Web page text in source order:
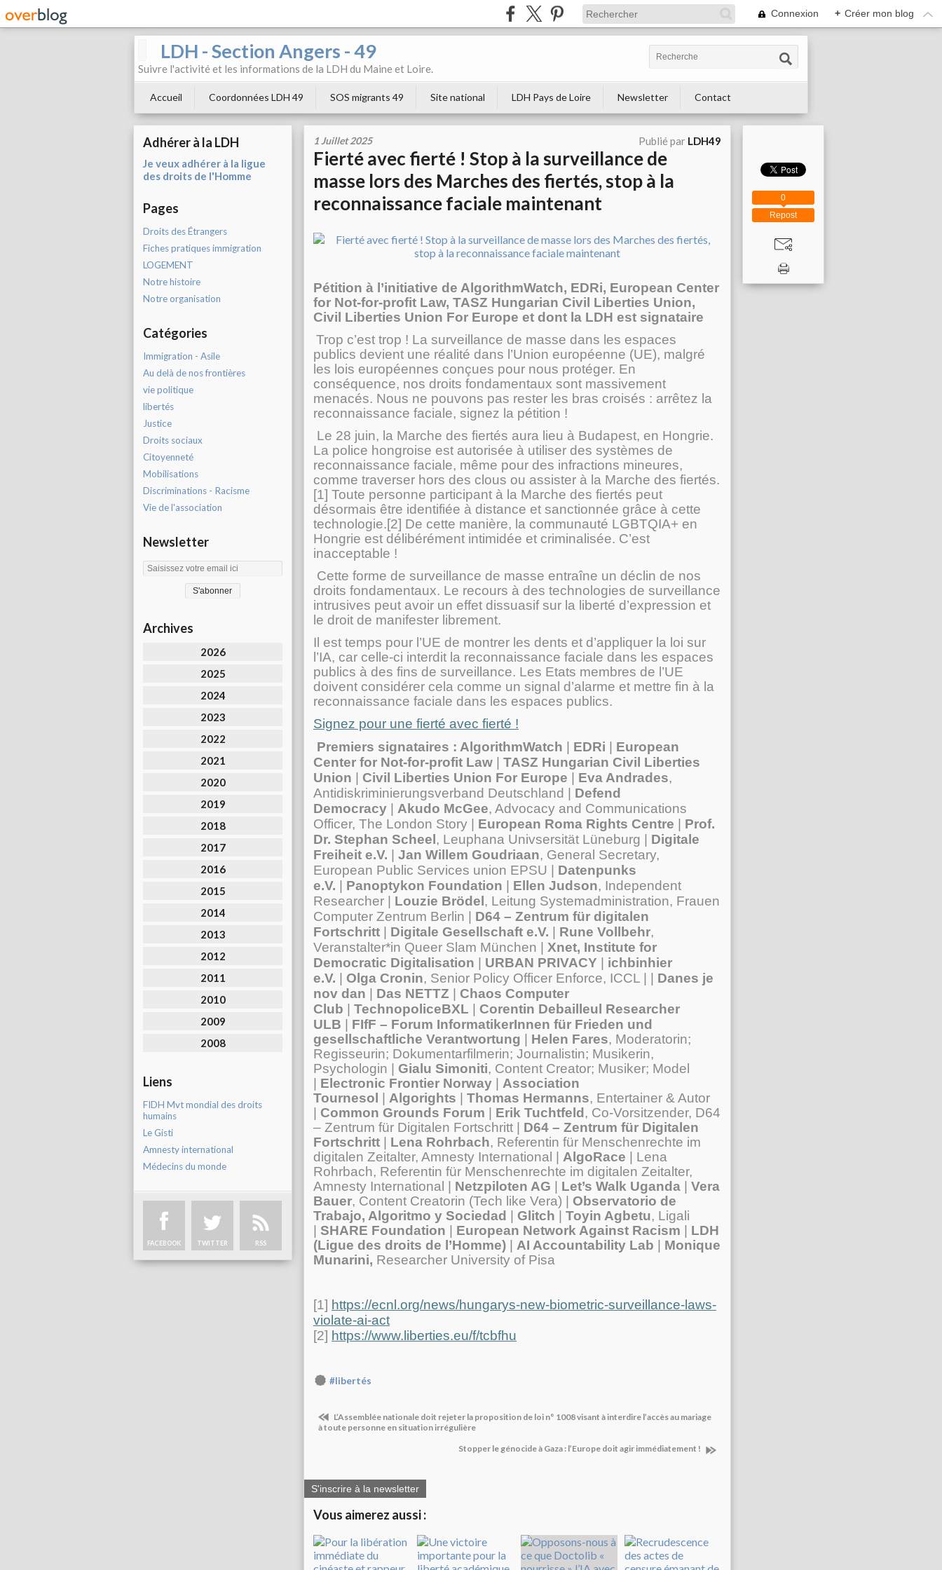
Connexion + Créer mon blog
LDH - Section Angers - 49
Suivre l'activité et les informations de la LDH du Maine et Loire.
Accueil Coordonnées LDH 49 SOS migrants 49 Site national LDH Pays de Loire Newsletter Contact
Adhérer à la LDH
Je veux adhérer à la ligue
des droits de l'Homme
Pages
Droits des Étrangers
Fiches pratiques immigration
LOGEMENT
Notre histoire
Notre organisation
Catégories
Immigration - Asile
Au delà de nos frontières
vie politique
libertés
Justice
Droits sociaux
Citoyenneté
Mobilisations
Discriminations - Racisme
Vie de l'association
Newsletter
Archives
2026
2025
2024
2023
2022
2021
2020
2019
2018
2017
2016
2015
2014
2013
2012
2011
2010
2009
2008
Liens
FIDH Mvt mondial des droits
humains
Le Gisti
Amnesty international
Médecins du monde
FACEBOOK TWITTER RSS
1 Juillet 2025 Publié par LDH49
Fierté avec fierté ! Stop à la surveillance de
masse lors des Marches des fiertés, stop à la
reconnaissance faciale maintenant
Pétition à l’initiative de AlgorithmWatch, EDRi, European Center
for Not-for-profit Law, TASZ Hungarian Civil Liberties Union,
Civil Liberties Union For Europe et dont la LDH est signataire
Trop c’est trop ! La surveillance de masse dans les espaces
publics devient une réalité dans l’Union européenne (UE), malgré
les lois européennes conçues pour nous protéger. En
conséquence, nos droits fondamentaux sont massivement
menacés. Nous ne pouvons pas rester les bras croisés : arrêtez la
reconnaissance faciale, signez la pétition !
Le 28 juin, la Marche des fiertés aura lieu à Budapest, en Hongrie.
La police hongroise est autorisée à utiliser des systèmes de
reconnaissance faciale, même pour des infractions mineures,
comme traverser hors des clous ou assister à la Marche des fiertés.
[1] Toute personne participant à la Marche des fiertés peut
désormais être identifiée à distance et sanctionnée grâce à cette
technologie.[2] De cette manière, la communauté LGBTQIA+ en
Hongrie est délibérément intimidée et criminalisée. C’est
inacceptable !
Cette forme de surveillance de masse entraîne un déclin de nos
droits fondamentaux. Le recours à des technologies de surveillance
intrusives peut avoir un effet dissuasif sur la liberté d’expression et
le droit de manifester librement.
Il est temps pour l’UE de montrer les dents et d’appliquer la loi sur
l’IA, car celle-ci interdit la reconnaissance faciale dans les espaces
publics à des fins de surveillance. Les Etats membres de l’UE
doivent considérer cela comme un signal d’alarme et mettre fin à la
reconnaissance faciale dans les espaces publics.
Signez pour une fierté avec fierté !
Premiers signataires : AlgorithmWatch
EDRi
European
Center for Not-for-profit Law
TASZ Hungarian Civil Liberties
Union
Civil Liberties Union For Europe Eva Andrades,
Antidiskriminierungsverband Deutschland | Defend
Democracy
Akudo McGee, Advocacy and Communications
Officer, The London Story | European Roma Rights Centre
Prof.
Dr. Stephan Scheel , Leuphana Univsersität Lüneburg | Digitale
Freiheit e.V. Jan Willem Goudriaan, General Secretary,
European Public Services union EPSU | Datenpunks
e.V.
Panoptykon Foundation Ellen Judson, Independent
Researcher | Louzie Brödel , Leitung Systemadministration, Frauen
Computer Zentrum Berlin | D64 – Zentrum für digitalen
Fortschritt
Digitale Gesellschaft e.V. Rune Vollbehr,
Veranstalter*in Queer Slam München | Xnet, Institute for
Democratic Digitalisation
URBAN PRIVACY
ichbinhier
e.V.
Olga Cronin, Senior Policy Officer Enforce, ICCL | | Danes je
nov dan
Das NETTZ
Chaos Computer
Club
TechnopoliceBXL
Corentin Debailleul Researcher
ULB
FIfF – Forum InformatikerInnen für Frieden und
gesellschaftliche Verantwortung
Helen Fares, Moderatorin;
Regisseurin; Dokumentarfilmerin; Journalistin; Musikerin,
Psychologin | Gialu Simoniti, Content Creator; Musiker; Model
Electronic Frontier Norway
Association
Tournesol
Algorights Thomas Hermanns, Entertainer & Autor
Common Grounds Forum Erik Tuchtfeld , Co-Vorsitzender, D64
– Zentrum für Digitalen Fortschritt |
D64 – Zentrum für Digitalen
Fortschritt
Lena Rohrbach, Referentin für Menschenrechte im
digitalen Zeitalter, Amnesty International |
AlgoRace | Lena
Rohrbach, Referentin für Menschenrechte im digitalen Zeitalter,
Amnesty International |
Netzpiloten AG Let’s Walk Uganda
Vera
Bauer, Content Creatorin (Tech like Vera) |
Observatorio de
Trabajo, Algoritmo y Sociedad
Glitch Toyin Agbetu, Ligali
SHARE Foundation European Network Against Racism
LDH
(Ligue des droits de l’Homme)
AI Accountability Lab
Monique
Munarini, Researcher University of Pisa
[1] https://ecnl.org/news/hungarys-new-biometric-surveillance-laws-
violate-ai-act
[2] https://www.liberties.eu/f/tcbfhu
#libertés
L’Assemblée nationale doit rejeter la proposition de loi n° 1008 visant à interdire l’accès au mariage
à toute personne en situation irrégulière
Stopper le génocide à Gaza : l’Europe doit agir immédiatement !
S'inscrire à la newsletter
Vous aimerez aussi :
Repost
0